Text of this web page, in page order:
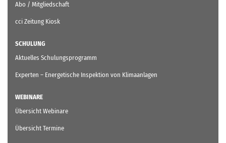
Abo / Mitgliedschaft
cci Zeitung Kiosk
SCHULUNG
Aktuelles Schulungsprogramm
Experten – Energetische Inspektion von Klimaanlagen
WEBINARE
Übersicht Webinare
Übersicht Termine